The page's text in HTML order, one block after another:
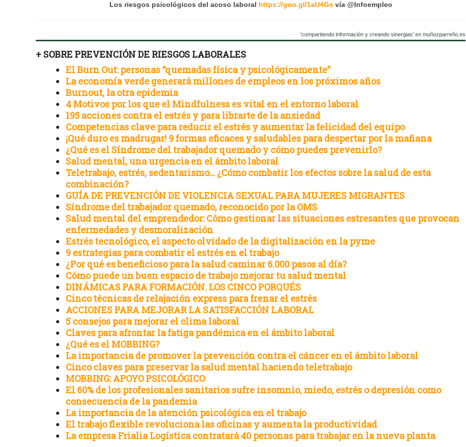
Los riesgos psicológicos del acoso laboral https://goo.gl/1aU4Gsvía @Infoempleo
'compartiendo información y creando sinergias' en muñozparreño.es
+ SOBRE PREVENCIÓN DE RIESGOS LABORALES
El Burn Out: personas “quemadas física y psicológicamente”
La economía verde generará millones de empleos en los próximos años
Burnout, la otra epidemia
4 Motivos por los que el Mindfulness es vital en el entorno laboral
195 acciones contra el estrés y para librarte de la ansiedad
Competencias clave para reducir el estrés y aumentar la felicidad del equipo
¡Qué duro es madrugar! 9 formas eficaces y saludables para despertar por la mañana
¿Qué es el Síndrome del trabajador quemado y cómo puedes prevenirlo?
Salud mental, una urgencia en el ámbito laboral
Teletrabajo, estrés, sedentarismo… ¿Cómo combatir los efectos sobre la salud de esta
combinación?
GUÍA DE PREVENCIÓN DE VIOLENCIA SEXUAL PARA MUJERES MIGRANTES
Síndrome del trabajador quemado, reconocido por la OMS
Salud mental del emprendedor: Cómo gestionar las situaciones estresantes que provocan
enfermedades y desmoralización
Estrés tecnológico, el aspecto olvidado de la digitalización en la pyme
9 estrategias para combatir el estrés en el trabajo
¿Por qué es beneficioso para la salud caminar 6.000 pasos al día?
Cómo puede un buen espacio de trabajo mejorar tu salud mental
DINÁMICAS PARA FORMACIÓN. LOS CINCO PORQUÉS
Cinco técnicas de relajación express para frenar el estrés
ACCIONES PARA MEJORAR LA SATISFACCIÓN LABORAL
5 consejos para mejorar el clima laboral
Claves para afrontar la fatiga pandémica en el ámbito laboral
¿Qué es el MOBBING?
La importancia de promover la prevención contra el cáncer en el ámbito laboral
Cinco claves para preservar la salud mental haciendo teletrabajo
MOBBING: APOYO PSICOLÓGICO
El 60% de los profesionales sanitarios sufre insomnio, miedo, estrés o depresión como
consecuencia de la pandemia
La importancia de la atención psicológica en el trabajo
El trabajo flexible revoluciona las oficinas y aumenta la productividad
La empresa Frialia Logística contratará 40 personas para trabajar en la nueva planta